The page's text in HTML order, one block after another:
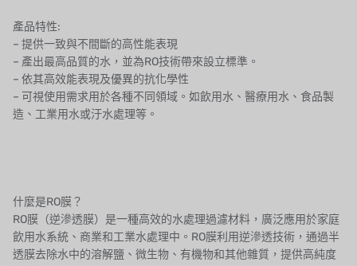
EGO
KATO
LECIP
ETATRON
WAVE CYBER
產品特性:
– 提供一致與不間斷的高性能表現
– 產出最高品質的水，並為RO技術帶來設立標準。
– 依其高效能表現及優異的抗化學性
– 可視使用需求用於各種不同領域。如飲用水、醫療用水、食品製
造、工業用水或汙水處理等。
什麼是RO膜？
RO膜（逆滲透膜）是一種高效的水處理過濾材料，廣泛應用於家庭
飲用水系統、商業和工業水處理中。RO膜利用逆滲透技術，通過半
透膜去除水中的溶解鹽、微生物、有機物和其他雜質，提供高純度